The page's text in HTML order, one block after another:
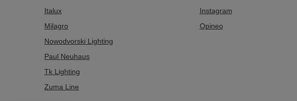
Italux
Milagro
Nowodvorski Lighting
Paul Neuhaus
Tk Lighting
Zuma Line
Instagram
Opineo